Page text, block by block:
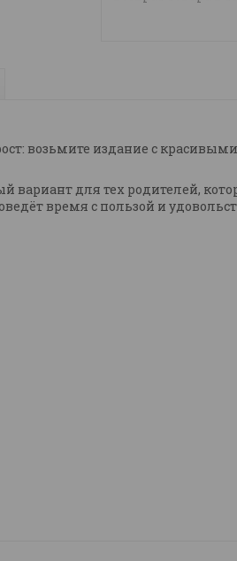
возьмите издание с
вариант для тех родителей,
время с пользой и